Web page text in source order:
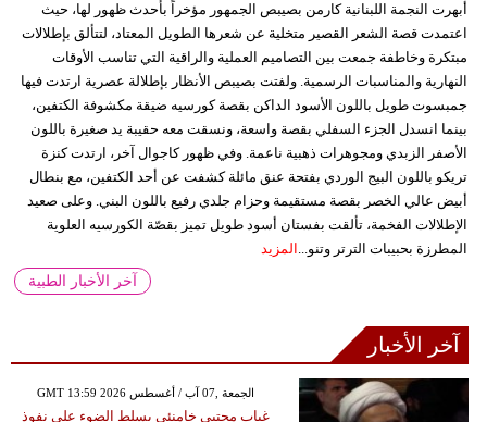
أبهرت النجمة اللبنانية كارمن بصيبص الجمهور مؤخراً بأحدث ظهور لها، حيث
اعتمدت قصة الشعر القصير متخلية عن شعرها الطويل المعتاد، لتتألق بإطلالات
مبتكرة وخاطفة جمعت بين التصاميم العملية والراقية التي تناسب الأوقات
النهارية والمناسبات الرسمية. ولفتت بصيبص الأنظار بإطلالة عصرية ارتدت فيها
جمبسوت طويل باللون الأسود الداكن بقصة كورسيه ضيقة مكشوفة الكتفين،
بينما انسدل الجزء السفلي بقصة واسعة، ونسقت معه حقيبة يد صغيرة باللون
الأصفر الزبدي ومجوهرات ذهبية ناعمة. وفي ظهور كاجوال آخر، ارتدت كنزة
تريكو باللون البيج الوردي بفتحة عنق مائلة كشفت عن أحد الكتفين، مع بنطال
أبيض عالي الخصر بقصة مستقيمة وحزام جلدي رفيع باللون البني. وعلى صعيد
الإطلالات الفخمة، تألقت بفستان أسود طويل تميز بقصّة الكورسيه العلوية
المطرزة بحبيبات الترتر وتنو... المزيد
آخر الأخبار الطبية
آخر الأخبار
GMT 13:59 2026 الجمعة ,07 آب / أغسطس
غياب مجتبى خامنئي يسلط الضوء على نفوذ